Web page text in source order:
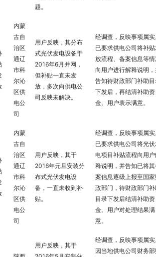
题。
内蒙
古自
治区
通辽
市科
尔沁
区供
电公
司
用户反映，其分布
式光伏发电设备于
2016年6月并网，
但补贴一直未发
放，多次向供电公
司反映未解决。
经调查，反映事项属实
已要求供电公司将补
放流程、备案信息等
向用户进行解释说明
告知待财政部门补助
下发后，再结清补助资
金。用户表示满意。
内蒙
古自
治区
通辽
市科
尔沁
区供
电公
司
用户反映，其于
2016年元旦安装分
布式光伏发电设
备，一直未收到补
贴。
经调查，反映事项属实
已要求供电公司将光
电项目补贴流程向用
释说明，并告知已将
案信息逐级上报至国
政部门，待财政部门补
目录下发后结清补助资
金。用户对处理结果满
意。
用户反映，其于
经调查，反映事项属实
因当地供电公司财务